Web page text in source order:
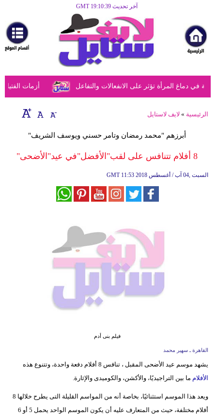
آخر تحديث GMT 19:10:39
مرأة
أزياء
أزياء
إسلامية
صحة
أزمات الفتيات دماغ المرأة تؤثر على الانفعالات والتفاعل
الرئيسية » لايف لاستايل
أبرزهم "محمد رمضان وتامر حسني ويوسف الشريف"
8 أفلام تتنافس على لقب"الأفضل"في عيد"الأضحى"
GMT 11:53 2018 السبت ,04 آب / أغسطس
فيلم بنى أدم
القاهرة ـ سهير محمد
يشهد موسم عيد الأضحى المقبل ، تنافس 8 أفلام دفعة واحدة، وتتنوع هذه
الأفلام ما بين التراجيديًا، والأكشن، والكوميدى والإثارة.
ويعد هذا الموسم استثنائيًا، بخاصة أنه من المواسم القليلة التى يطرح خلالها 8
أفلام مختلفة، حيث من المتعارف عليه أن يكون الموسم الواحد يحمل 5 أو 6